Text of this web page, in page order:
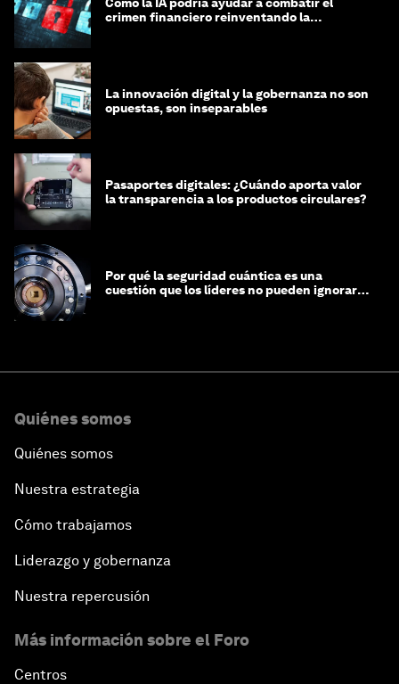
crimen financiero reinventando la
La innovación digital y la gobernanza no son
opuestas, son inseparables
Pasaportes digitales: ¿Cuándo aporta valor
la transparencia a los productos circulares?
Por qué la seguridad cuántica es una
cuestión que los líderes no pueden ignorar
Quiénes somos
Quiénes somos
Nuestra estrategia
Cómo trabajamos
Liderazgo y gobernanza
Nuestra repercusión
Más información sobre el Foro
Centros